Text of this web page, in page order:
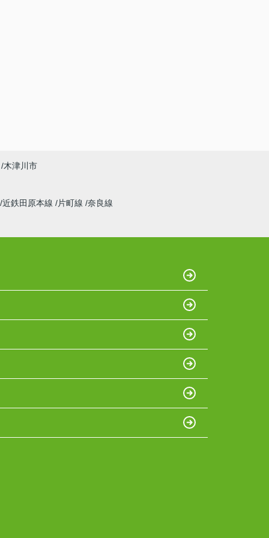
木津川市
近鉄田原本線 片町線 奈良線